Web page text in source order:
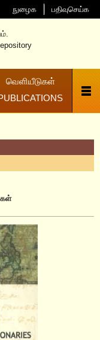
வெளியீடுகள்
நுழைக பதிவுசெய்க